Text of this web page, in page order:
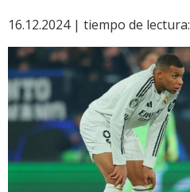
16.12.2024 | tiempo de lectura: